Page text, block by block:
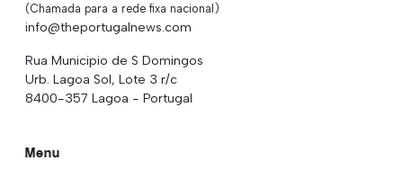
(Chamada para a rede fixa nacional)
info@theportugalnews.com
Rua Municipio de S Domingos
Urb. Lagoa Sol, Lote 3 r/c
8400-357 Lagoa - Portugal
Menu